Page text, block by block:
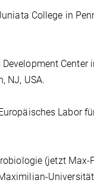
College in
Center
NJ, USA.
Labor
(jetzt